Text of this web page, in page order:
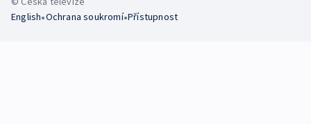
English•Ochrana soukromí•Přístupnost